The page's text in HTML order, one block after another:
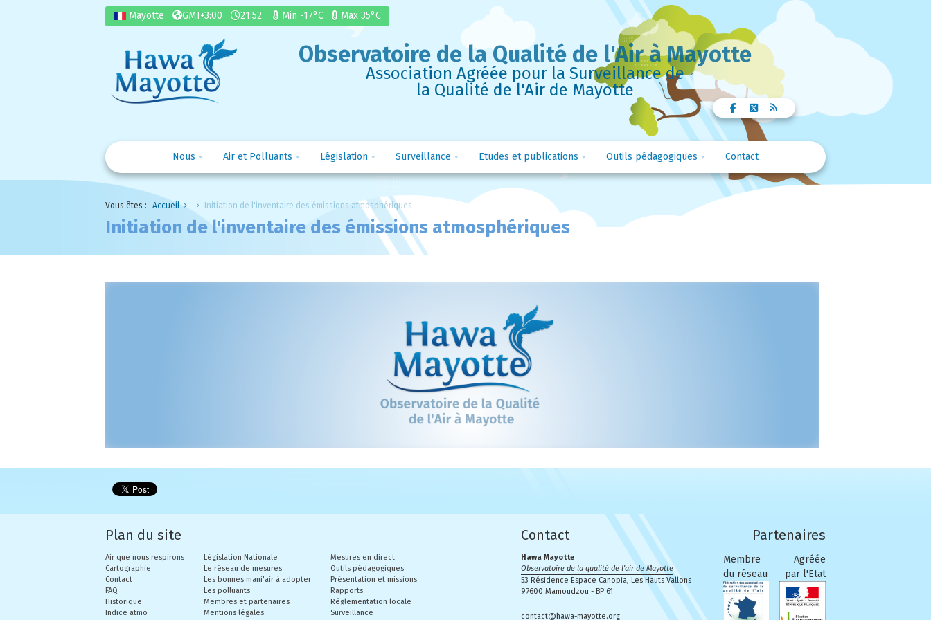
Mayotte GMT+3:00 21:52 Min -17°C Max 35°C
Observatoire de la Qualité de l'Air à Mayotte
Association Agréée pour la Surveillance de
la Qualité de l'Air de Mayotte
Nous Air et Polluants Législation Surveillance Etudes et publications Outils pédagogiques Contact
Nous
Présentation et missions
Espace presse
Air et Polluants
Air que nous respirons
Réglementation locale
Surveillance
Mesures
Open Data
Vidéos
Nos GEStes Climat
FAQ
Mon Impact Transport
Mon Convertisseur CO2
Vous êtes : Accueil Initiation de l'inventaire des émissions atmosphériques
Initiation de l'inventaire des émissions atmosphériques
Plan du site
Air que nous respirons
Cartographie
Contact
FAQ
Historique
Indice atmo
Législation Nationale
Le réseau de mesures
Les bonnes mani'air à adopter
Les polluants
Membres et partenaires
Mentions légales
Mesures en direct
Outils pédagogiques
Présentation et missions
Rapports
Réglementation locale
Surveillance
Contact
Hawa Mayotte
Observatoire de la qualité de l'air de Mayotte
53 Résidence Espace Canopia, Les Hauts Vallons
97600 Mamoudzou - BP 61
contact@hawa-mayotte.org
Partenaires
Membre
du réseau
Agréée
par l'Etat